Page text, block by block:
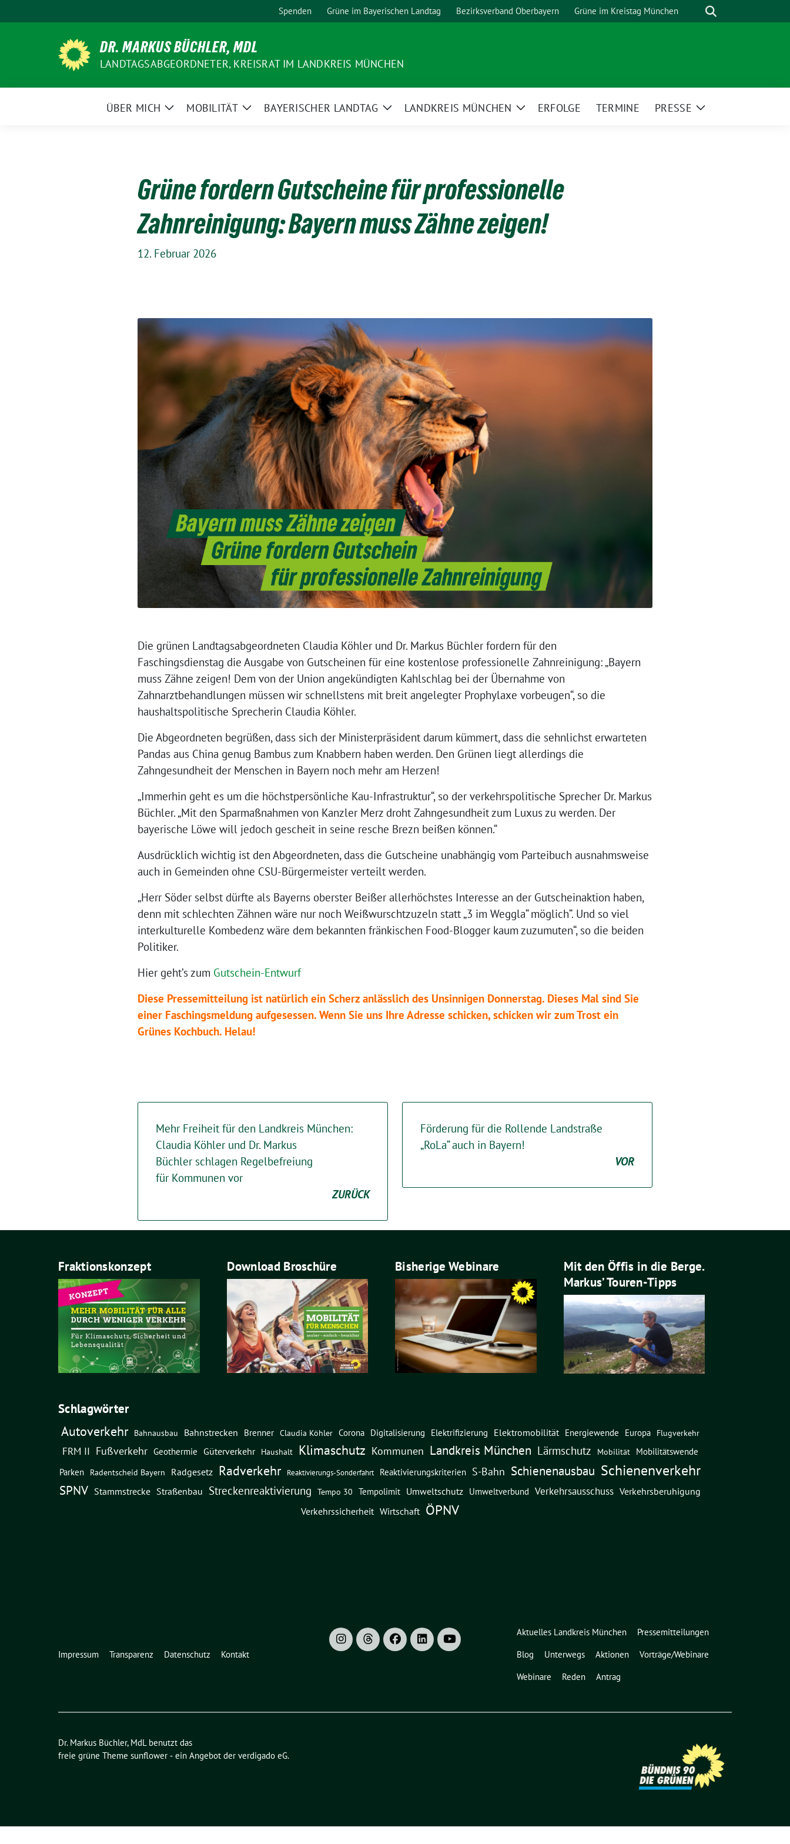
zum
Spenden Grüne im Bayerischen Landtag Bezirksverband Oberbayern Grüne im Kreistag München Suche
DR. MARKUS BÜCHLER, MDL
LANDTAGSABGEORDNETER, KREISRAT IM LANDKREIS MÜNCHEN
ÜBER MICH
ZeigeMOBILITÄT
ZeigeBAYERISCHER LANDTAG
ZeigeLANDKREIS MÜNCHEN
ZeigeERFOLGE TERMINE PRESSE
Zeige
Grüne fordern Gutscheine für professionelle
Zahnreinigung: Bayern muss Zähne zeigen!
12. Februar 2026
Die grünen Landtagsabgeordneten Claudia Köhler und Dr. Markus Büchler fordern für den
Faschingsdienstag die Ausgabe von Gutscheinen für eine kostenlose professionelle Zahnreinigung: „Bayern
muss Zähne zeigen! Dem von der Union angekündigten Kahlschlag bei der Übernahme von
Zahnarztbehandlungen müssen wir schnellstens mit breit angelegter Prophylaxe vorbeugen“, so die
haushaltspolitische Sprecherin Claudia Köhler.
Die Abgeordneten begrüßen, dass sich der Ministerpräsident darum kümmert, dass die sehnlichst erwarteten
Pandas aus China genug Bambus zum Knabbern haben werden. Den Grünen liegt allerdings die
Zahngesundheit der Menschen in Bayern noch mehr am Herzen!
„Immerhin geht es um die höchstpersönliche Kau-Infrastruktur“, so der verkehrspolitische Sprecher Dr. Markus
Büchler. „Mit den Sparmaßnahmen von Kanzler Merz droht Zahngesundheit zum Luxus zu werden. Der
bayerische Löwe will jedoch gescheit in seine resche Brezn beißen können.“
Ausdrücklich wichtig ist den Abgeordneten, dass die Gutscheine unabhängig vom Parteibuch ausnahmsweise
auch in Gemeinden ohne CSU-Bürgermeister verteilt werden.
„Herr Söder selbst dürfte als Bayerns oberster Beißer allerhöchstes Interesse an der Gutscheinaktion haben,
denn mit schlechten Zähnen wäre nur noch Weißwurschtzuzeln statt „3 im Weggla“ möglich“. Und so viel
interkulturelle Kombedenz wäre dem bekannten fränkischen Food-Blogger kaum zuzumuten“, so die beiden
Politiker.
Hier geht’s zum Gutschein-Entwurf
Diese Pressemitteilung ist natürlich ein Scherz anlässlich des Unsinnigen Donnerstag. Dieses Mal sind Sie
einer Faschingsmeldung aufgesessen. Wenn Sie uns Ihre Adresse schicken, schicken wir zum Trost ein
Grünes Kochbuch. Helau!
Mehr Freiheit für den Landkreis München:
Claudia Köhler und Dr. Markus
Büchler schlagen Regelbefreiung
für Kommunen vor
ZURÜCK
Förderung für die Rollende Landstraße
„RoLa“ auch in Bayern!
VOR
Fraktionskonzept Download Broschüre Bisherige Webinare
Mit den Öffis in die Berge.
Markus’ Touren-Tipps
Schlagwörter
Autoverkehr Bahnausbau Bahnstrecken Brenner Claudia Köhler Corona Digitalisierung Elektrifizierung Elektromobilität Energiewende Europa Flugverkehr
FRM II Fußverkehr Geothermie Güterverkehr Haushalt Klimaschutz Kommunen Landkreis München Lärmschutz Mobilität
Mobilitätswende
Parken
Radentscheid Bayern Radgesetz Radverkehr Reaktivierungs-Sonderfahrt Reaktivierungskriterien S-Bahn Schienenausbau Schienenverkehr
SPNV Stammstrecke Straßenbau Streckenreaktivierung Tempo 30 Tempolimit Umweltschutz Umweltverbund Verkehrsausschuss Verkehrsberuhigung
Verkehrssicherheit Wirtschaft ÖPNV
Impressum Transparenz Datenschutz Kontakt
Aktuelles Landkreis München
Pressemitteilungen
Blog
Unterwegs Aktionen
Vorträge/Webinare
Webinare
Reden Antrag
Dr. Markus Büchler, MdL benutzt das
freie grüne Theme sunflower ‐ ein Angebot der verdigado eG.